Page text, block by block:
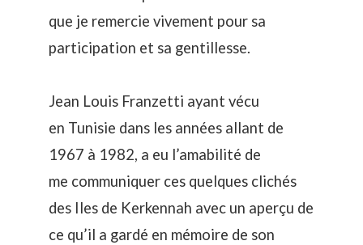
que je remercie vivement pour sa
participation et sa gentillesse.
Jean Louis Franzetti ayant vécu
en Tunisie dans les années allant de
1967 à 1982, a eu l’amabilité de
me communiquer ces quelques clichés
des Iles de Kerkennah avec un aperçu de
ce qu’il a gardé en mémoire de son